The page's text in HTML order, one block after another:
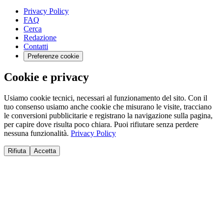
Privacy Policy
FAQ
Cerca
Redazione
Contatti
Preferenze cookie
Cookie e privacy
Usiamo cookie tecnici, necessari al funzionamento del sito. Con il
tuo consenso usiamo anche cookie che misurano le visite, tracciano
le conversioni pubblicitarie e registrano la navigazione sulla pagina,
per capire dove risulta poco chiara. Puoi rifiutare senza perdere
nessuna funzionalità. Privacy Policy
Rifiuta Accetta